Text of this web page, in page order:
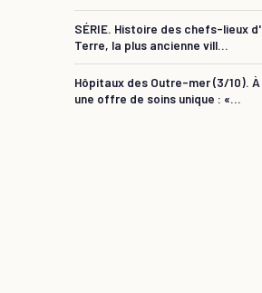
SÉRIE. Histoire des chefs-lieux
Terre, la plus ancienne vill...
Hôpitaux des Outre-mer (3/10).
une offre de soins unique : «...